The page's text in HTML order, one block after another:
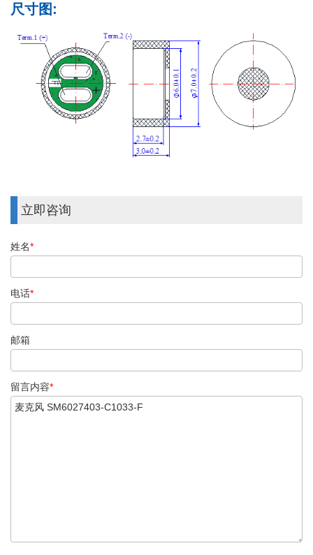
尺寸图 :
立即咨询
姓名*
电话*
邮箱
留言内容*